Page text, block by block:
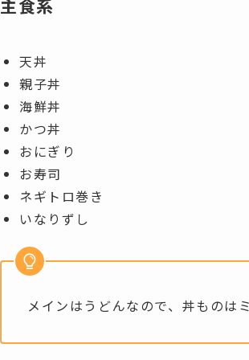
主食系
天丼
親子丼
海鮮丼
かつ丼
おにぎり
お寿司
ネギトロ巻き
いなりずし
メインはうどんなので、丼ものは